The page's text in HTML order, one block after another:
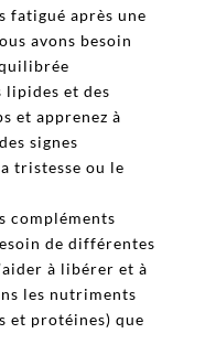
fatigué après une
avons besoin
lipides et des
et apprenez à
signes
tristesse ou le
compléments
de différentes
à libérer et à
les nutriments
et protéines) que